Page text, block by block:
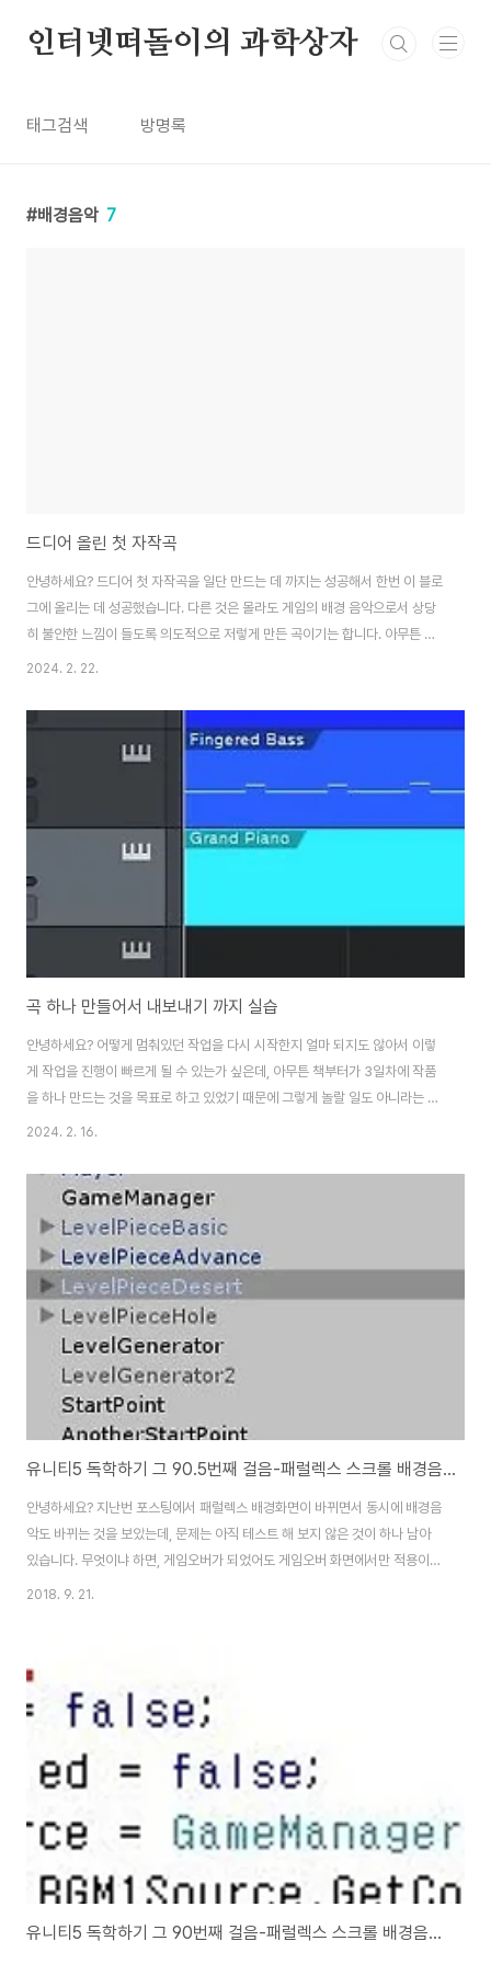
인터넷떠돌이의 과학상자
태그검색 방명록
배경음악 7
드디어 올린 첫 자작곡
안녕하세요? 드디어 첫 자작곡을 일단 만드는 데 까지는 성공해서 한번 이 블로
그에 올리는 데 성공했습니다. 다른 것은 몰라도 게임의 배경 음악으로서 상당
히 불안한 느낌이 들도록 의도적으로 저렇게 만든 곡이기는 합니다. 아무튼 이
렇게라도 한곡 만들어 올릴 수는 있지만, 제게 음악이론이나 이런 지식은 없기
들어는 가고 있지만, 역시나 문제라면 문제가 일과시간 이후에 학습을 추가로
한다는 것이 생각이상으로 많은 체력을 요구하는 일이라는 것이 문제라면 문제
2024. 2. 22.
곡 하나 만들어서 내보내기 까지 실습
안녕하세요? 어떻게 멈춰있던 작업을 다시 시작한지 얼마 되지도 않아서 이렇
게 작업을 진행이 빠르게 될 수 있는가 싶은데, 아무튼 책부터가 3일차에 작품
을 하나 만드는 것을 목표로 하고 있었기 때문에 그렇게 놀랄 일도 아니라는 생
각이 듭니다. 아무튼 이렇게 완성은 되었지만, 음악만 올리기는 무리고 영상으
당장은 이 블로그에 올릴 수는 없었습니다. 먼저 이 단소로운 리듬이 반복되는
곳에다가 그랜드 피아노를 써서 한번 무언가를 만들어 주기 위한 준비를 하도
록 합니다. 이렇게 리젼을 추가해 주도록 했으며, 이번에는 3개의 음으로 구성
이 되어 있는 음을 하나씩 추가해 보도록 했습니다. 이게 좀 무언가 소음같다는
느낌이 들지만, 제가 만들려고 ..
2024. 2. 16.
유니티5 독학하기 그 90.5번째 걸음-패럴렉스 스크롤 배경음악 다듬기
안녕하세요? 지난번 포스팅에서 패럴렉스 배경화면이 바뀌면서 동시에 배경음
악도 바뀌는 것을 보았는데, 문제는 아직 테스트 해 보지 않은 것이 하나 남아
있습니다. 무엇이냐 하면, 게임오버가 되었어도 게임오버 화면에서만 적용이
되어야 하는 배경음악이 제대로 적용이 되는가 하는 문제가 하나 남아 있습니
게 구멍을 조그만하게나마 만들어 주도록 합니다. 그리고 계층뷰에서
LevelGenerator2를 선택하고서 구멍이 있는 발판을 선택해 주도록 합니다.
한가지 문제가 생겼습니다. 게임오버가 되었는데, 사막 배경화면에서 나오는
2018. 9. 21.
유니티5 독학하기 그 90번째 걸음-패럴렉스 스크롤 배경음악의 체인지part2